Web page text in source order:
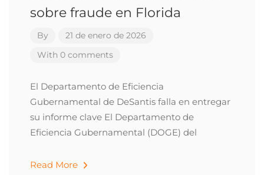
sobre fraude en Florida
By
21 de enero de 2026
With 0 comments
El Departamento de Eficiencia
Gubernamental de DeSantis falla en entregar
su informe clave El Departamento de
Eficiencia Gubernamental (DOGE) del
Read More